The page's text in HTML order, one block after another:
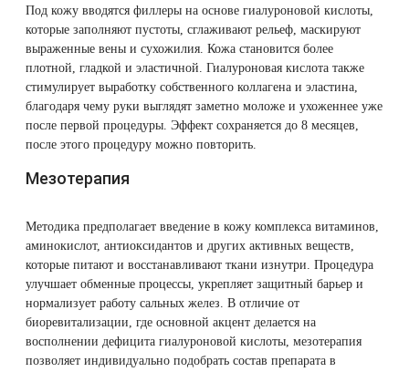
Под кожу вводятся филлеры на основе гиалуроновой кислоты,
которые заполняют пустоты, сглаживают рельеф, маскируют
выраженные вены и сухожилия. Кожа становится более
плотной, гладкой и эластичной. Гиалуроновая кислота также
стимулирует выработку собственного коллагена и эластина,
благодаря чему руки выглядят заметно моложе и ухоженнее уже
после первой процедуры. Эффект сохраняется до 8 месяцев,
после этого процедуру можно повторить.
Мезотерапия
Методика предполагает введение в кожу комплекса витаминов,
аминокислот, антиоксидантов и других активных веществ,
которые питают и восстанавливают ткани изнутри. Процедура
улучшает обменные процессы, укрепляет защитный барьер и
нормализует работу сальных желез. В отличие от
биоревитализации, где основной акцент делается на
восполнении дефицита гиалуроновой кислоты, мезотерапия
позволяет индивидуально подобрать состав препарата в